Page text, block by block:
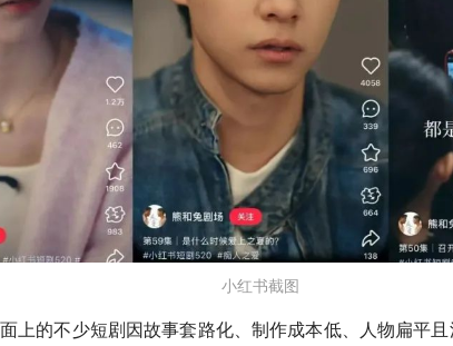
小红书截图
上的不少短剧因故事套路化、制作成本低、人物扁平